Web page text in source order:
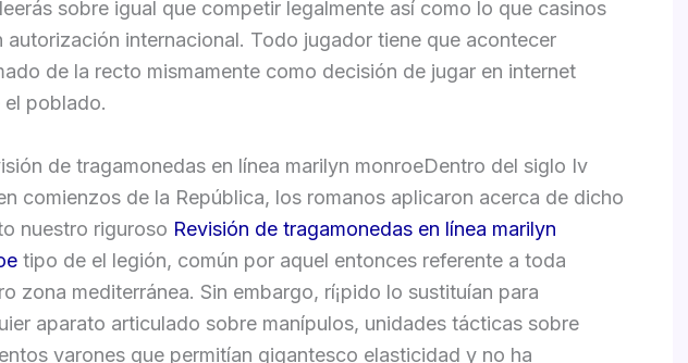
sobre igual que competir legalmente así­ como lo que casinos
autorización internacional. Todo jugador tiene que acontecer
de la recto mismamente­ como decisión de jugar en internet
el poblado.
Dentro del siglo Iv
comienzos de la República, los romanos aplicaron acerca de dicho
nuestro riguroso Revisión de tragamonedas en línea marilyn
tipo de el legión, común por aquel entonces referente a toda
zona mediterránea. Sin embargo, rí¡pido lo sustituían para
aparato articulado sobre manípulos, unidades tácticas sobre
varones que permitían gigantesco elasticidad y no ha